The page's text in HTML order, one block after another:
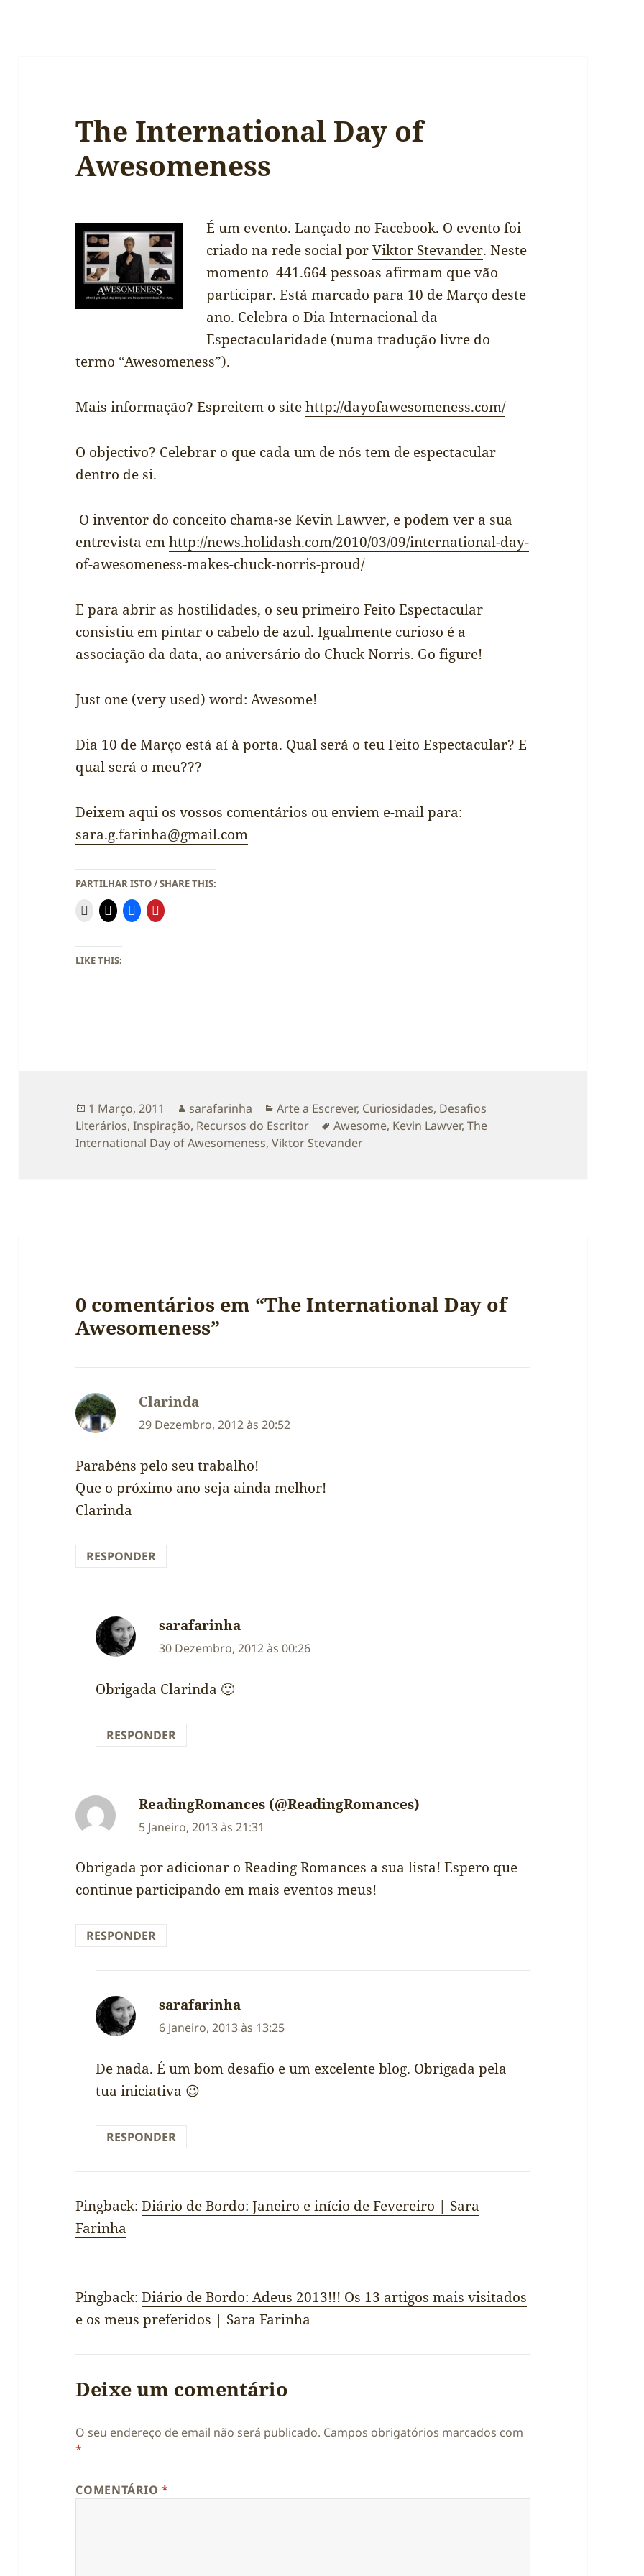
The International Day of
Awesomeness
É um evento. Lançado no Facebook. O evento foi
criado na rede social porViktor Stevander. Neste
momento 441.664 pessoas afirmam que vão
participar. Está marcado para 10 de Março deste
ano. Celebra o Dia Internacional da
Espectacularidade (numa tradução livre do
termo “Awesomeness”).
Mais informação? Espreitem o sitehttp://dayofawesomeness.com/
O objectivo? Celebrar o que cada um de nós tem de espectacular
dentro de si.
O inventor do conceito chama-se Kevin Lawver, e podem ver a sua
entrevista emhttp://news.holidash.com/2010/03/09/international-day-
of-awesomeness-makes-chuck-norris-proud/
E para abrir as hostilidades, o seu primeiro Feito Espectacular
consistiu em pintar o cabelo de azul. Igualmente curioso é a
associação da data, ao aniversário do Chuck Norris. Go figure!
Just one (very used) word: Awesome!
Dia 10 de Março está aí à porta. Qual será o teu Feito Espectacular? E
qual será o meu???
Deixem aqui os vossos comentários ou enviem e-mail para:
sara.g.farinha@gmail.com
PARTILHAR ISTO / SHARE THIS:
LIKE THIS:
Publicado
a
1 Março, 2011 Autor
sarafarinha Categorias
Arte a Escrever, Curiosidades, Desafios
Literários,Inspiração, Recursos do Escritor Etiquetas
Awesome, Kevin Lawver,The
International Day of Awesomeness,Viktor Stevander
0 comentários em “The International Day of
Awesomeness”
Clarinda
29 Dezembro, 2012 às 20:52
Parabéns pelo seu trabalho!
Que o próximo ano seja ainda melhor!
Clarinda
RESPONDER
sarafarinha
30 Dezembro, 2012 às 00:26
Obrigada Clarinda 🙂
RESPONDER
ReadingRomances (@ReadingRomances)
5 Janeiro, 2013 às 21:31
Obrigada por adicionar o Reading Romances a sua lista! Espero que
continue participando em mais eventos meus!
RESPONDER
sarafarinha
6 Janeiro, 2013 às 13:25
De nada. É um bom desafio e um excelente blog. Obrigada pela
tua iniciativa 😉
RESPONDER
Pingback:Diário de Bordo: Janeiro e início de Fevereiro | Sara
Farinha
Pingback:Diário de Bordo: Adeus 2013!!! Os 13 artigos mais visitados
e os meus preferidos | Sara Farinha
Deixe um comentário
O seu endereço de email não será publicado. Campos obrigatórios marcados com
*
COMENTÁRIO*